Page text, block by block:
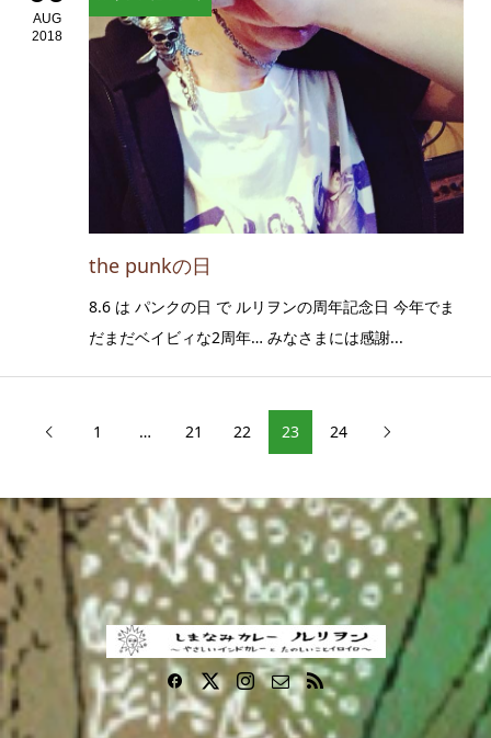
AUG
2018
the punkの日
8.6 は パンクの日 で ルリヲンの周年記念日 今年でま
だまだベイビィな2周年… みなさまには感謝...
 1 … 21 22 23 24 